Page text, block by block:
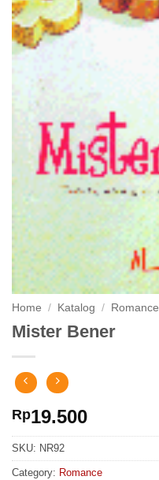
Home / Katalog / Romance
Mister Bener
Rp19.500
SKU: NR92
Category: Romance